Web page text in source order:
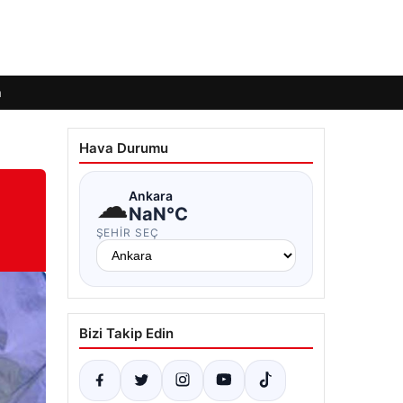
Hava Durumu
☁Ankara
NaN°C
ŞEHIR SEÇ
Bizi Takip Edin